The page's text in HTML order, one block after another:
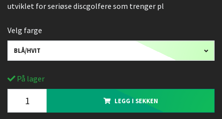
utviklet for seriøse discgolfere som trenger pl
Velg farge
BLÅ/HVIT
På lager
LEGG I SEKKEN